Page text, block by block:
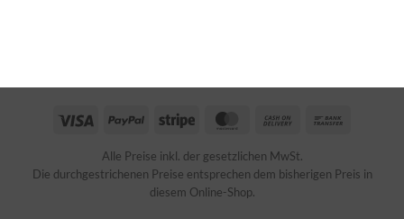
Visa PayPal Stripe MasterCardCash
Delivery
Alle Preise inkl. der gesetzlichen MwSt.
Die durchgestrichenen Preise entsprechen dem bisherigen Preis in
diesem Online-Shop.